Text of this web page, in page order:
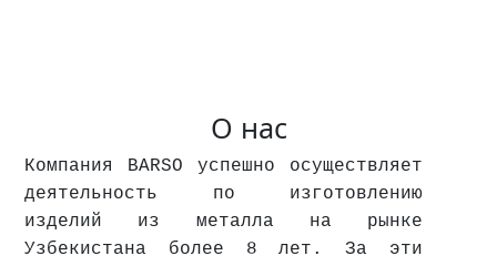
О нас
Компания BARSO успешно осуществляет
деятельность по изготовлению
изделий из металла на рынке
Узбекистана более 8 лет. За эти